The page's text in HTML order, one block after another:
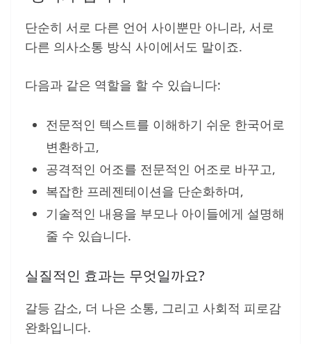
단순히 서로 다른 언어 사이뿐만 아니라, 서로
다른 의사소통 방식 사이에서도 말이죠.
다음과 같은 역할을 할 수 있습니다:
전문적인 텍스트를 이해하기 쉬운 한국어로
변환하고,
공격적인 어조를 전문적인 어조로 바꾸고,
복잡한 프레젠테이션을 단순화하며,
기술적인 내용을 부모나 아이들에게 설명해
줄 수 있습니다.
실질적인 효과는 무엇일까요?
갈등 감소, 더 나은 소통, 그리고 사회적 피로감
완화입니다.